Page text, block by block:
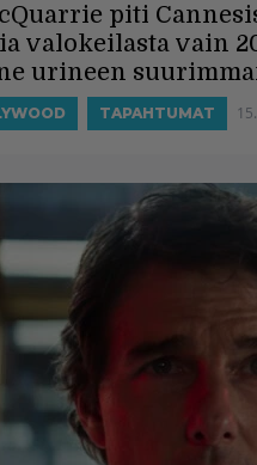
piti
valokeilasta vain
urineen
TAPAHTUMAT